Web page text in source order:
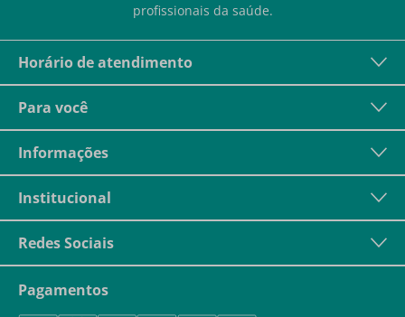
profissionais da saúde.
Horário de atendimento
Para você
Informações
Institucional
Redes Sociais
Pagamentos